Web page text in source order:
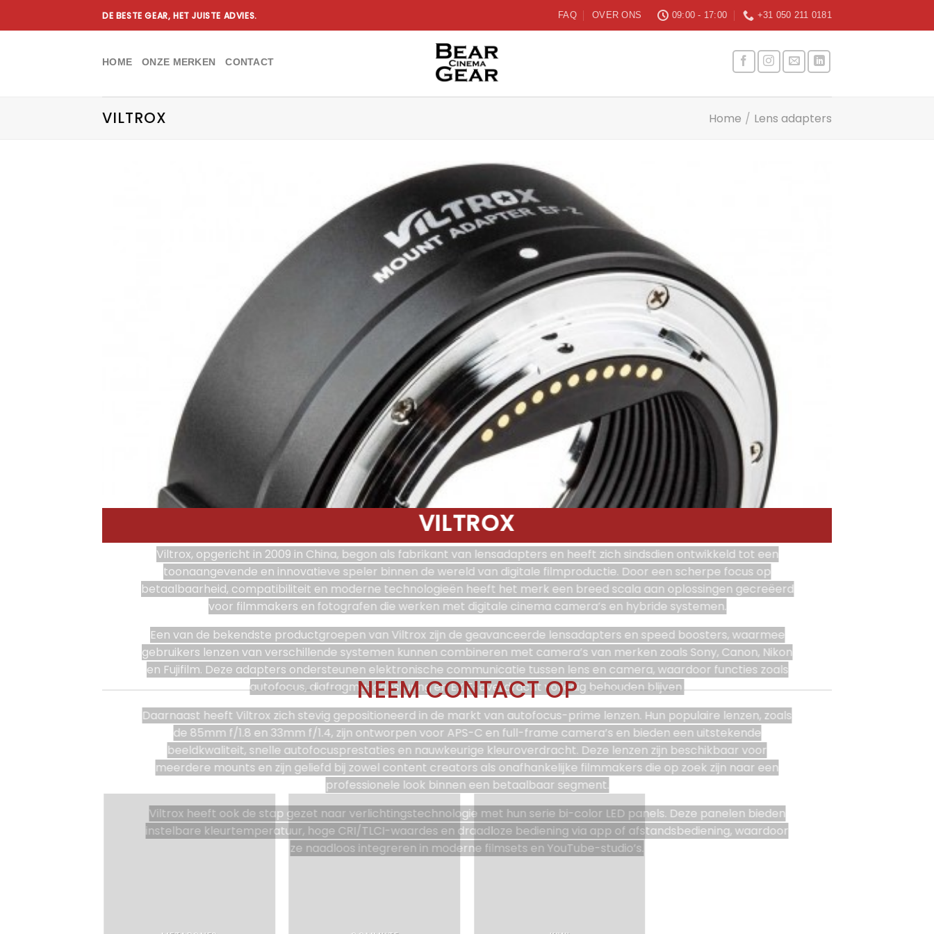
DE BESTE GEAR, HET JUISTE ADVIES. FAQ OVER ONS 09:00 - 17:00 +31 050 211 0181
HOME ONZE MERKEN CONTACT
VILTROX Home / Lens adapters
VILTROX
Viltrox, opgericht in 2009 in China, begon als fabrikant van lensadapters en heeft zich sindsdien ontwikkeld tot een
toonaangevende en innovatieve speler binnen de wereld van digitale filmproductie. Door een scherpe focus op
betaalbaarheid, compatibiliteit en moderne technologieën heeft het merk een breed scala aan oplossingen gecreëerd
voor filmmakers en fotografen die werken met digitale cinema camera’s en hybride systemen.
Een van de bekendste productgroepen van Viltrox zijn de geavanceerde lensadapters en speed boosters, waarmee
gebruikers lenzen van verschillende systemen kunnen combineren met camera’s van merken zoals Sony, Canon, Nikon
en Fujifilm. Deze adapters ondersteunen elektronische communicatie tussen lens en camera, waardoor functies zoals
autofocus, diafragma-aansturing en EXIF-overdracht volledig behouden blijven.
Daarnaast heeft Viltrox zich stevig gepositioneerd in de markt van autofocus-prime lenzen. Hun populaire lenzen, zoals
de 85mm f/1.8 en 33mm f/1.4, zijn ontworpen voor APS-C en full-frame camera’s en bieden een uitstekende
beeldkwaliteit, snelle autofocusprestaties en nauwkeurige kleuroverdracht. Deze lenzen zijn beschikbaar voor
meerdere mounts en zijn geliefd bij zowel content creators als onafhankelijke filmmakers die op zoek zijn naar een
professionele look binnen een betaalbaar segment.
Viltrox heeft ook de stap gezet naar verlichtingstechnologie met hun serie bi-color LED panels. Deze panelen bieden
instelbare kleurtemperatuur, hoge CRI/TLCI-waardes en draadloze bediening via app of afstandsbediening, waardoor
ze naadloos integreren in moderne filmsets en YouTube-studio’s.
NEEM CONTACT OP